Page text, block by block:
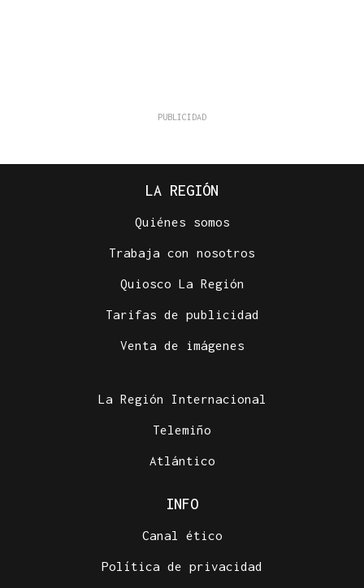
LA REGIÓN
Quiénes somos
Trabaja con nosotros
Quiosco La Región
Tarifas de publicidad
Venta de imágenes
La Región Internacional
Telemiño
Atlántico
INFO
Canal ético
Política de privacidad